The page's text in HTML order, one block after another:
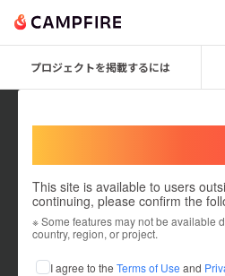
プロジェクトを掲載するには
This site is available to users
continuing, please confirm the
※ Some features may not be available
country, region, or project.
I agree to the Terms of Use and